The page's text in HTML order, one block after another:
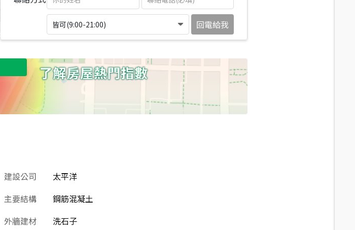
皆可(9:00-21:00) 回電給我
建設公司
太平洋
主要結構
鋼筋混凝土
外牆建材
洗石子